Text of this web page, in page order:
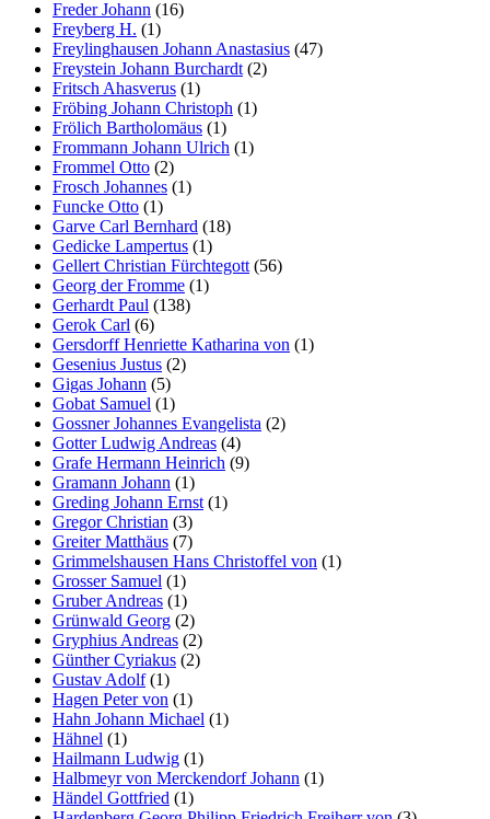
Freder Johann (16)
Freyberg H. (1)
Freylinghausen Johann Anastasius (47)
Freystein Johann Burchardt (2)
Fritsch Ahasverus (1)
Fröbing Johann Christoph (1)
Frölich Bartholomäus (1)
Frommann Johann Ulrich (1)
Frommel Otto (2)
Frosch Johannes (1)
Funcke Otto (1)
Garve Carl Bernhard (18)
Gedicke Lampertus (1)
Gellert Christian Fürchtegott (56)
Georg der Fromme (1)
Gerhardt Paul (138)
Gerok Carl (6)
Gersdorff Henriette Katharina von (1)
Gesenius Justus (2)
Gigas Johann (5)
Gobat Samuel (1)
Gossner Johannes Evangelista (2)
Gotter Ludwig Andreas (4)
Grafe Hermann Heinrich (9)
Gramann Johann (1)
Greding Johann Ernst (1)
Gregor Christian (3)
Greiter Matthäus (7)
Grimmelshausen Hans Christoffel von (1)
Grosser Samuel (1)
Gruber Andreas (1)
Grünwald Georg (2)
Gryphius Andreas (2)
Günther Cyriakus (2)
Gustav Adolf(1)
Hagen Peter von (1)
Hahn Johann Michael (1)
Hähnel (1)
Hailmann Ludwig (1)
Halbmeyr von Merckendorf Johann (1)
Händel Gottfried (1)